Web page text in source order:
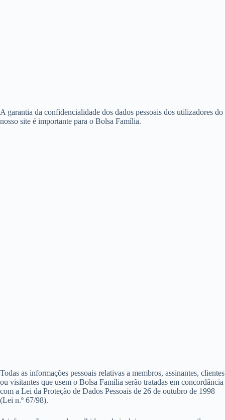
A garantia da confidencialidade dos dados pessoais dos utilizadores do
nosso site é importante para o Bolsa Família.
Todas as informações pessoais relativas a membros, assinantes, clientes
ou visitantes que usem o Bolsa Família serão tratadas em concordância
com a Lei da Proteção de Dados Pessoais de 26 de outubro de 1998
(Lei n.º 67/98).